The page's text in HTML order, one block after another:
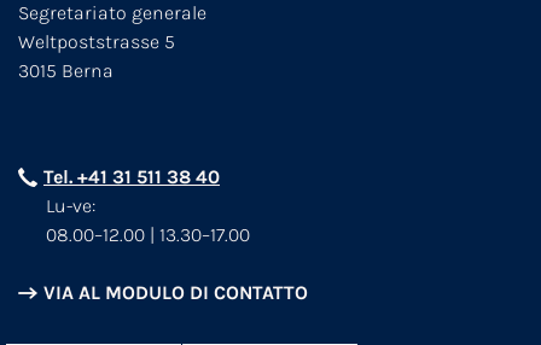
Segretariato generale
Weltpoststrasse 5
3015 Berna
Tel. +41 31 511 38 40
Lu-ve:
08.00–12.00 | 13.30–17.00
VIA AL MODULO DI CONTATTO